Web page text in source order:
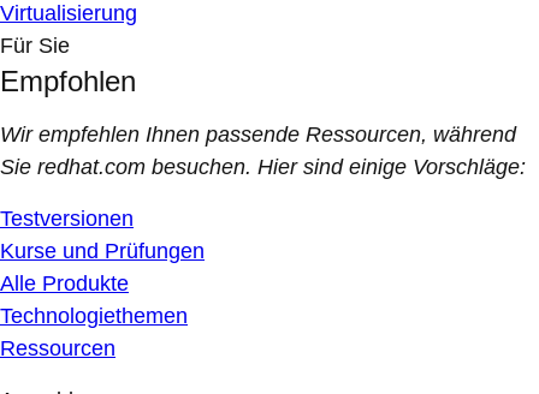
Virtualisierung
Für Sie
Empfohlen
Wir empfehlen Ihnen passende Ressourcen, während
Sie redhat.com besuchen. Hier sind einige Vorschläge:
Testversionen
Kurse und Prüfungen
Alle Produkte
Technologiethemen
Ressourcen